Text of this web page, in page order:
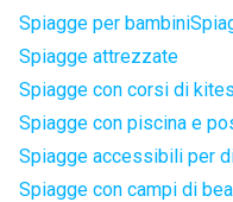
Spiagge per bambini
Spiagge attrezzate
Spiagge con corsi di
Spiagge con piscina e
Spiagge accessibili per
Spiagge con campi di